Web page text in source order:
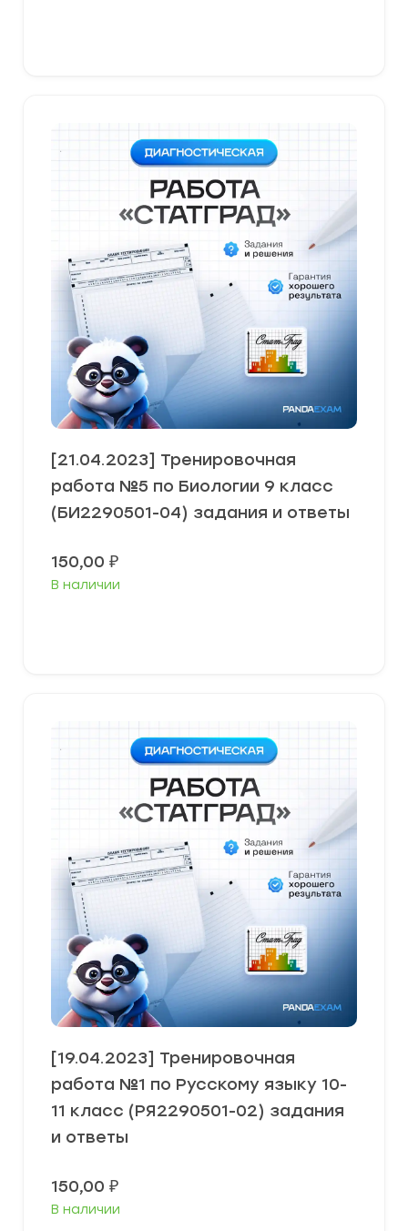
[21.04.2023] Тренировочная
работа №5 по Биологии 9 класс
(БИ2290501-04) задания и ответы
150,00 ₽
В наличии
[19.04.2023] Тренировочная
работа №1 по Русскому языку 10-
11 класс (РЯ2290501-02) задания
и ответы
150,00 ₽
В наличии